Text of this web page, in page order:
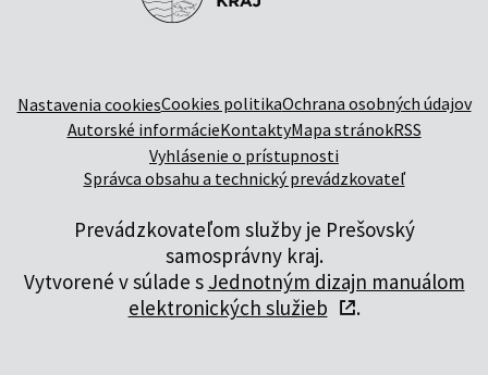
Nastavenia cookiesCookies politikaOchrana osobných údajov
Autorské informácieKontaktyMapa stránokRSS
Vyhlásenie o prístupnosti
Správca obsahu a technický prevádzkovateľ
Prevádzkovateľom služby je Prešovský
samosprávny kraj.
Vytvorené v súlade s Jednotným dizajn manuálom
elektronických služieb
.